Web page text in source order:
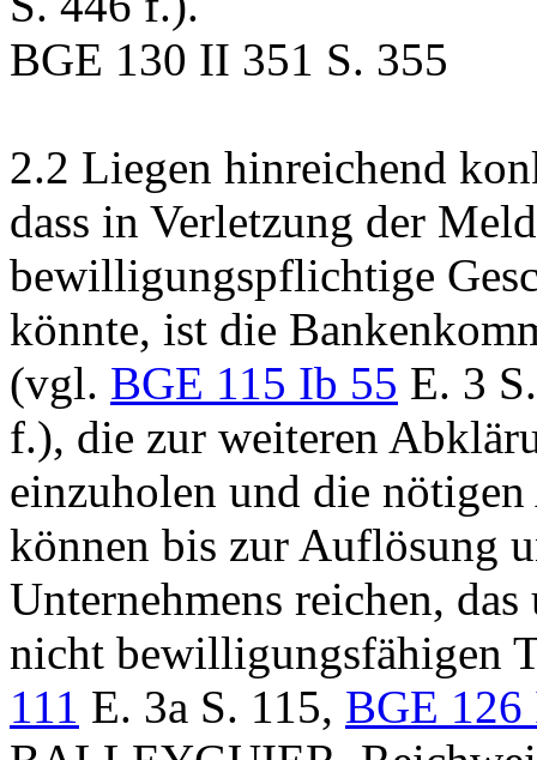
BGE 130 II 351 S. 355
2.2 Liegen hinreichend
dass in Verletzung der
bewilligungspflichtige
könnte, ist die
(vgl. BGE 115 Ib 55 E. 3
f.), die zur weiteren
einzuholen und die
können bis zur Auflösung
Unternehmens reichen,
nicht bewilligungsfähigen
111 E. 3a S. 115, BGE